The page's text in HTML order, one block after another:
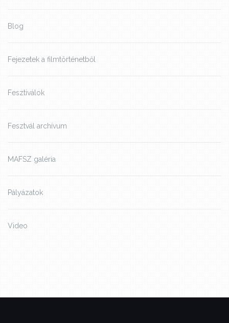
Blog
Fejezetek a filmtörténetből
Fesztiválok
Fesztvál archívum
MAFSZ galéria
Pályázatok
Video